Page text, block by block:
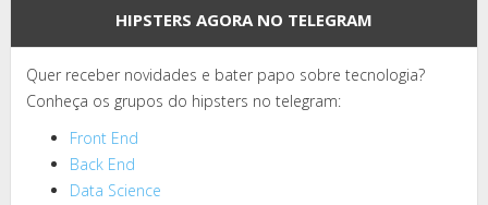
HIPSTERS AGORA NO TELEGRAM
Quer receber novidades e bater papo sobre tecnologia?
Conheça os grupos do hipsters no telegram:
Front End
Back End
Data Science